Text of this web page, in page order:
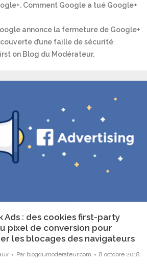
Comment Google a tué Google+
annonce la fermeture de Google+
d’une faille de sécurité
on Blog du Modérateur.
Ads : des cookies first-party
pixel de conversion pour
les blocages des navigateurs
Par blogdumoderateur.com 8 octobre 2018